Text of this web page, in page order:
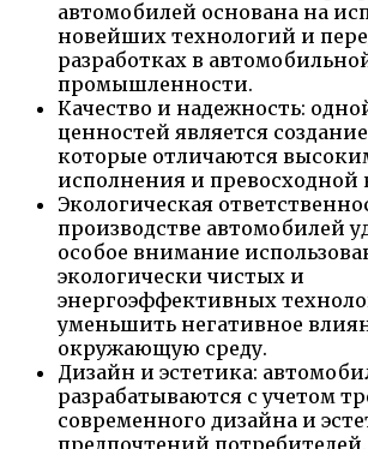
автомобилей основана на
новейших технологий и
разработках в
промышленности.
Качество и надежность:
ценностей является
которые отличаются
исполнения и превосходной
Экологическая
производстве автомобилей
особое внимание
экологически чистых и
энергоэффективных
уменьшить негативное
окружающую среду.
Дизайн и эстетика:
разрабатываются с учетом
современного дизайна и